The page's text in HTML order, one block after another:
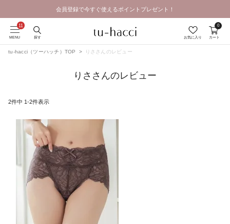
会員登録で今すぐ使えるポイントプレゼント！
MENU 探す お気に入り カート
0
tu-hacci（ツーハッチ）TOP りささんのレビュー
りささんのレビュー
2件中 1-2件表示